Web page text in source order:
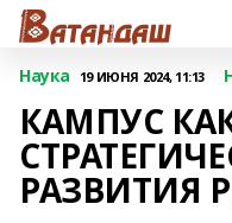
Наука 19 ИЮНЯ 2024, 11:13
КАМПУС
РАЗВИТИЯ